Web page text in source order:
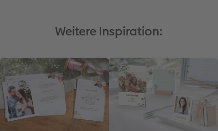
Weitere Inspiration: